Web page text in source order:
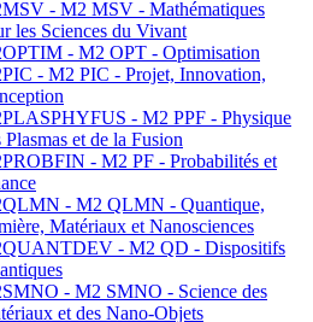
- M2 MSV - Mathématiques
les Sciences du Vivant
- M2 OPT - Optimisation
- M2 PIC - Projet, Innovation,
- M2 PPF - Physique
Plasmas et de la Fusion
- M2 PF - Probabilités et
- M2 QLMN - Quantique,
Matériaux et Nanosciences
- M2 QD - Dispositifs
- M2 SMNO - Science des
et des Nano-Objets